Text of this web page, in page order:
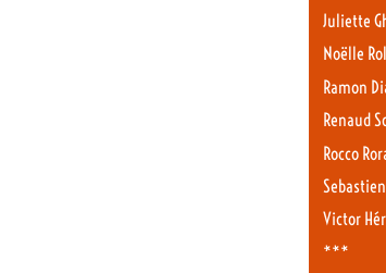
Juliette
Noëlle
Ramon
Renaud
Rocco
Victor
***